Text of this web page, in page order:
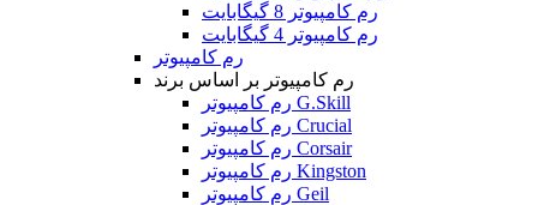
رم کامپیوتر 8 گیگابایت
رم کامپیوتر 4 گیگابایت
رم کامپیوتر
رم کامپیوتر بر اساس برند
رم کامپیوتر G.Skill
رم کامپیوتر Crucial
رم کامپیوتر Corsair
رم کامپیوتر Kingston
رم کامپیوتر Geil